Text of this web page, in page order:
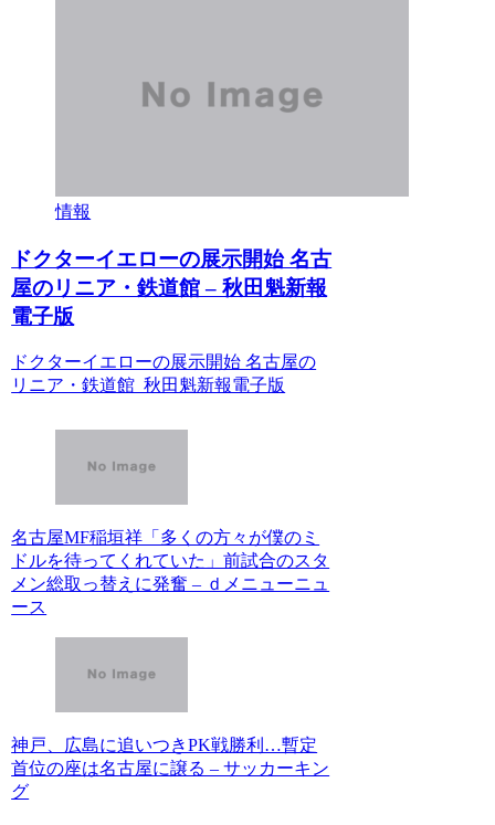
情報
ドクターイエローの展示開始 名古
屋のリニア・鉄道館 – 秋田魁新報
電子版
ドクターイエローの展示開始 名古屋の
リニア・鉄道館 秋田魁新報電子版
名古屋MF稲垣祥「多くの方々が僕のミ
ドルを待ってくれていた」前試合のスタ
メン総取っ替えに発奮 – ｄメニューニュ
ース
神戸、広島に追いつきPK戦勝利…暫定
首位の座は名古屋に譲る – サッカーキン
グ